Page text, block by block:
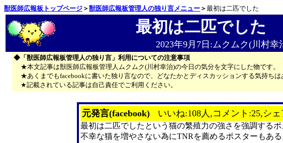
獣医師広報板トップページ ＞ 獣医師広報板管理人の独り言メニュー ＞ 最初は二匹でした
最初は二匹でした
2023年9月7日:ムクムク(川村幸
◆「獣医師広報板管理人の独り言」利用についての注意事項
★本文記事は獣医師広報板管理人ムクムク(川村幸治)の今日の気分を文字にした物です。
★あくまでもfacebookに書いた独り言なので、どなたかとディスカッションする気持ち
★記載されている記事は自己責任でご利用ください。
元発言(facebook) いいね:108人,コメント:25,シ
最初は二匹でしたという猫の繁殖力の強さを強調するポ
不幸な猫を増やさない為にTNRを薦めるポスターもある